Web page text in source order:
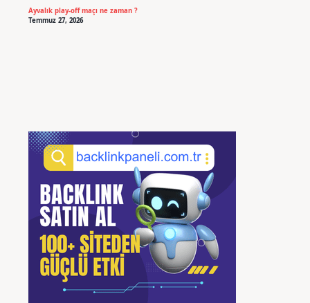
Ayvalık play-off maçı ne zaman ?
Temmuz 27, 2026